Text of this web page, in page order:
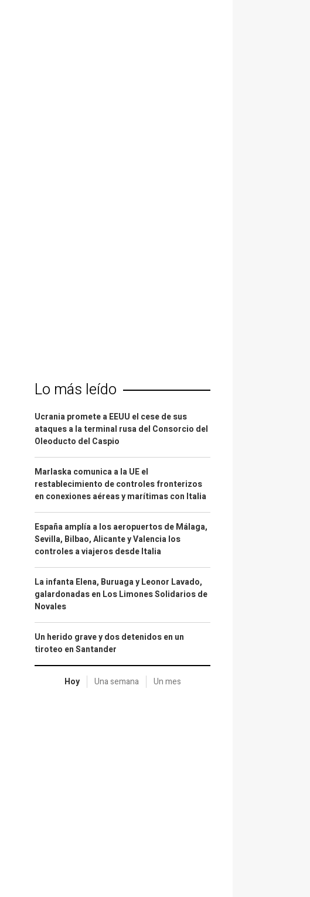
Lo más leído
Ucrania promete a EEUU el cese de sus
ataques a la terminal rusa del Consorcio del
Oleoducto del Caspio
Marlaska comunica a la UE el
restablecimiento de controles fronterizos
en conexiones aéreas y marítimas con Italia
España amplía a los aeropuertos de Málaga,
Sevilla, Bilbao, Alicante y Valencia los
controles a viajeros desde Italia
La infanta Elena, Buruaga y Leonor Lavado,
galardonadas en Los Limones Solidarios de
Novales
Un herido grave y dos detenidos en un
tiroteo en Santander
Hoy Una semana Un mes